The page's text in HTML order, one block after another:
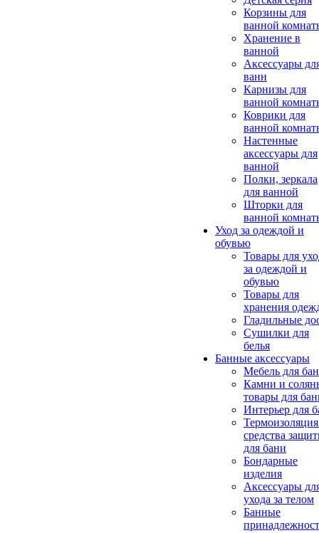
Корзины для
ванной
Хранение в
ванной
Аксессуары
ванн
Карнизы для
ванной
Коврики для
ванной
Настенные
аксессуары для
ванной
Полки, зеркала
для ванной
Шторки для
ванной
Уход за одеждой и
обувью
Товары для
за одеждой и
обувью
Товары для
хранения
Гладильные
Сушилки для
белья
Банные аксессуары
Мебель для
Камни и
товары для
Интерьер для
средства
для бани
Бондарные
изделия
Аксеcсуары
ухода за телом
Банные